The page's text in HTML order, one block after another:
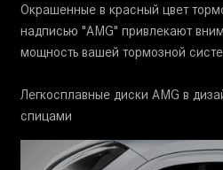
Окрашенные в красный цвет
надписью "AMG" привлекают
мощность вашей тормозной
Легкосплавные диски AMG в
спицами